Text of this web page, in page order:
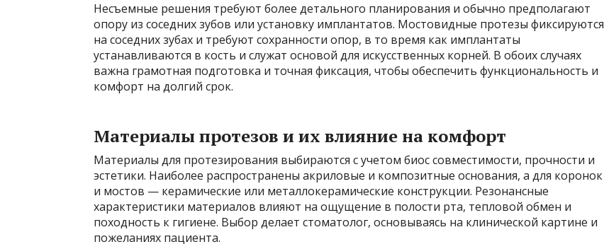
Несъемные решения требуют более детального планирования и обычно предполагают
опору из соседних зубов или установку имплантатов. Мостовидные протезы фиксируются
на соседних зубах и требуют сохранности опор, в то время как имплантаты
устанавливаются в кость и служат основой для искусственных корней. В обоих случаях
важна грамотная подготовка и точная фиксация, чтобы обеспечить функциональность и
комфорт на долгий срок.
Материалы протезов и их влияние на комфорт
Материалы для протезирования выбираются с учетом биос совместимости, прочности и
эстетики. Наиболее распространены акриловые и композитные основания, а для коронок
и мостов — керамические или металлокерамические конструкции. Резонансные
характеристики материалов влияют на ощущение в полости рта, тепловой обмен и
походность к гигиене. Выбор делает стоматолог, основываясь на клинической картине и
пожеланиях пациента.